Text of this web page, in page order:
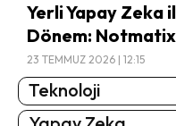
Yerli Yapay Zeka
Dönem:
23 TEMMUZ 2026 | 12:15
Teknoloji